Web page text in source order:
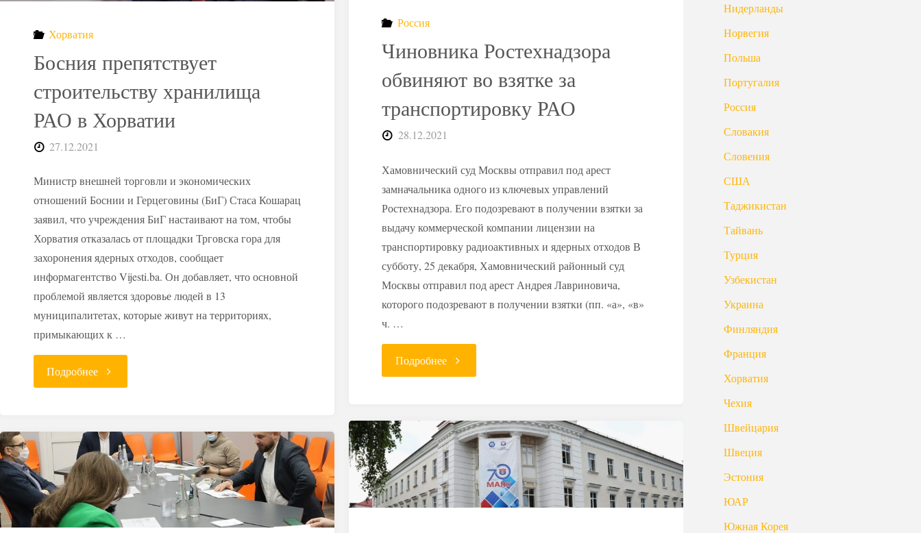
с
РАО"
Россия
Чиновника Ростехнадзора
обвиняют во взятке за
транспортировку РАО
28.12.2021
Хамовнический суд Москвы отправил под арест
замначальника одного из ключевых управлений
Ростехнадзора. Его подозревают в получении взятки за
выдачу коммерческой компании лицензии на
транспортировку радиоактивных и ядерных отходов В
субботу, 25 декабря, Хамовнический районный суд
Москвы отправил под арест Андрея Лавриновича,
которого подозревают в получении взятки (пп. «а», «в»
ч. …
Подробнее"Чиновника
обвиняют
во
взятке
Хорватия
Босния препятствует
строительству хранилища
РАО в Хорватии
27.12.2021
Министр внешней торговли и экономических
отношений Боснии и Герцеговины (БиГ) Стаса Кошарац
заявил, что учреждения БиГ настаивают на том, чтобы
Хорватия отказалась от площадки Трговска гора для
захоронения ядерных отходов, сообщает
информагентство Vijesti.ba. Он добавляет, что основной
проблемой является здоровье людей в 13
муниципалитетах, которые живут на территориях,
примыкающих к …
Подробнее"Босния
строительству
хранилища
РАО
Нидерланды
Норвегия
Польша
Португалия
Россия
Словакия
Словения
США
Таджикистан
Тайвань
Турция
Узбекистан
Украина
Финляндия
Франция
Хорватия
Чехия
Швейцария
Швеция
Эстония
ЮАР
Южная Корея